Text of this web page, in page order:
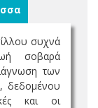
συχνά
σοβαρά
των
δεδομένου
και οι